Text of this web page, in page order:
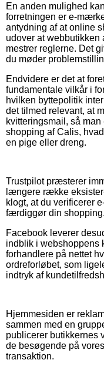
En anden mulighed
forretningen er e-
antydning af at online
udover at webbutikken
mestrer reglerne. Det
du møder
Endvidere er det at
fundamentale vilkår i
hvilken byttepolitik
det tilmed relevant, at
kvitteringsmail, så
shopping af Calis,
en pige eller dreng.
Trustpilot præsterer
længere række
klogt, at du verificerer
færdiggør din shopping.
Facebook leverer
indblik i webshoppens
forhandlere på nettet
ordreforløbet, som
indtryk af
Hjemmesiden er
sammen med en
publicerer butikkernes
de besøgende på
transaktion.